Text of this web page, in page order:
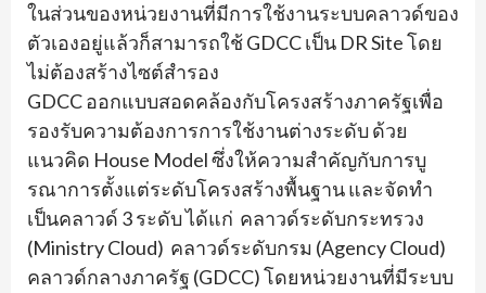
ในส่วนของหน่วยงานที่มีการใช้งานระบบคลาวด์ของ
ตัวเองอยู่แล้วก็สามารถใช้ GDCC เป็น DR Site โดย
ไม่ต้องสร้างไซต์สำรอง
GDCC ออกแบบสอดคล้องกับโครงสร้างภาครัฐเพื่อ
รองรับความต้องการการใช้งานต่างระดับ ด้วย
แนวคิด House Model ซึ่งให้ความสำคัญกับการบู
รณาการตั้งแต่ระดับโครงสร้างพื้นฐาน และจัดทำ
เป็นคลาวด์ 3 ระดับ ได้แก่ คลาวด์ระดับกระทรวง
(Ministry Cloud) คลาวด์ระดับกรม (Agency Cloud)
คลาวด์กลางภาครัฐ (GDCC) โดยหน่วยงานที่มีระบบ